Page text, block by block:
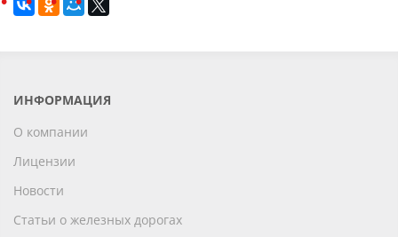
ИНФОРМАЦИЯ
О компании
Лицензии
Новости
Статьи о железных дорогах